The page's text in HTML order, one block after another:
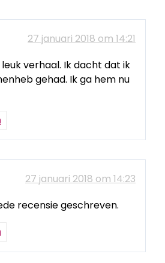
27 januari 2018 om 14:21
verhaal. Ik dacht dat ik
gehad. Ik ga hem nu
27 januari 2018 om 14:23
recensie geschreven.